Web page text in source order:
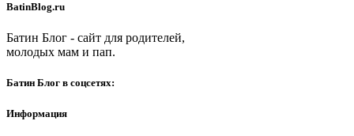
BatinBlog.ru
Батин Блог - сайт для родителей,
молодых мам и пап.
Батин Блог в соцсетях:
Информация